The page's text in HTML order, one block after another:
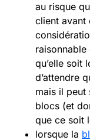
au risque
client avant
qu’elle soit
d’attendre
mais il peut
blocs (et
que ce soit
lorsque la